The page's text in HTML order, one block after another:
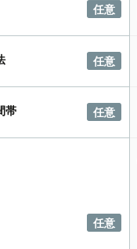
任意
任意
帯 任意
任意